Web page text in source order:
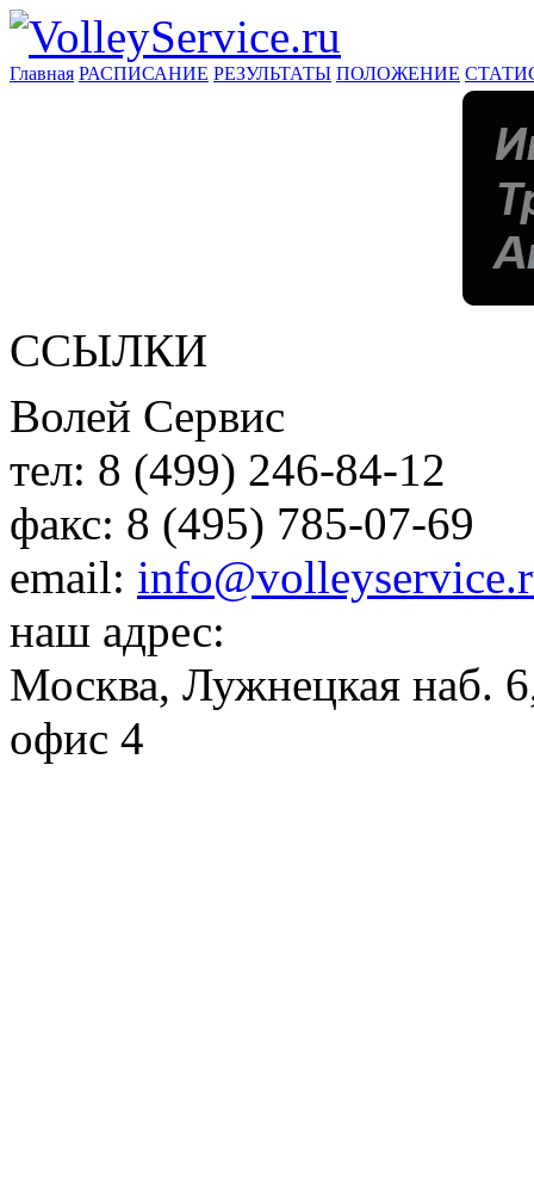
Главная РАСПИСАНИЕ РЕЗУЛЬТАТЫ ПОЛОЖЕНИЕ
ССЫЛКИ
Волей Сервис
тел: 8 (499) 246-84-12
факс: 8 (495) 785-07-69
email:
наш адрес:
Москва, Лужнецкая наб.
офис 4